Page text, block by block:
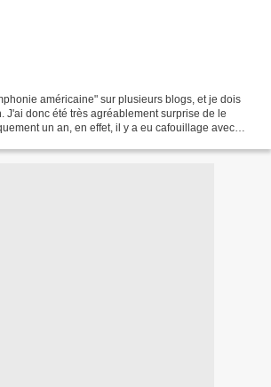
américaine" sur plusieurs blogs, et je dois
J'ai donc été très agréablement surprise de le
un an, en effet, il y a eu cafouillage avec